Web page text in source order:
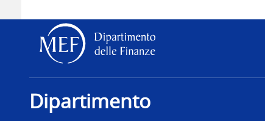
Dipartimento delle
Dipartimento